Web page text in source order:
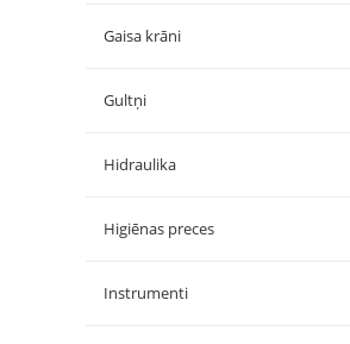
Gaisa krāni
Gultņi
Hidraulika
Higiēnas preces
Instrumenti